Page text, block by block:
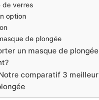
de verres
option
de plongée
un masque de plongée
comparatif 3 meilleur